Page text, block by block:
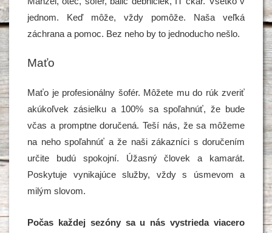
jednom. Keď môže, vždy pomôže. Naša veľká
záchrana a pomoc. Bez neho by to jednoducho nešlo.
Maťo
Maťo je profesionálny šofér. Môžete mu do rúk zveriť
akúkoľvek zásielku a 100% sa spoľahnúť, že bude
včas a promptne doručená. Teší nás, že sa môžeme
na neho spoľahnúť a že naši zákazníci s doručením
určite budú spokojní. Úžasný človek a kamarát.
Poskytuje vynikajúce služby, vždy s úsmevom a
milým slovom.
Počas každej sezóny sa u nás vystrieda viacero